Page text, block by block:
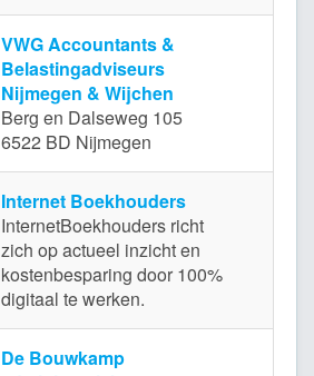
VWG Accountants &
Belastingadviseurs
Nijmegen & Wijchen
Berg en Dalseweg 105
6522 BD Nijmegen
Internet Boekhouders
InternetBoekhouders richt
zich op actueel inzicht en
kostenbesparing door 100%
digitaal te werken.
De Bouwkamp